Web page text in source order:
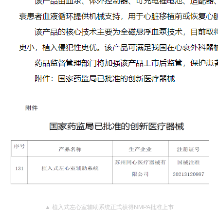
▲ 植入式左心室辅助系统正式获得NMPA批准上市